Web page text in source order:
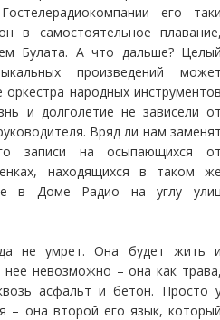
его
в самостоятельное
Булата. А что дальше?
произведений
народных
и долголетие не зависели
Вряд ли нам
записи на осыпающихся
находящихся в таком
в Доме Радио на углу
не умрет. Она будет жить
нее невозможно – она как
асфальт и бетон. Просто
– она второй его язык,